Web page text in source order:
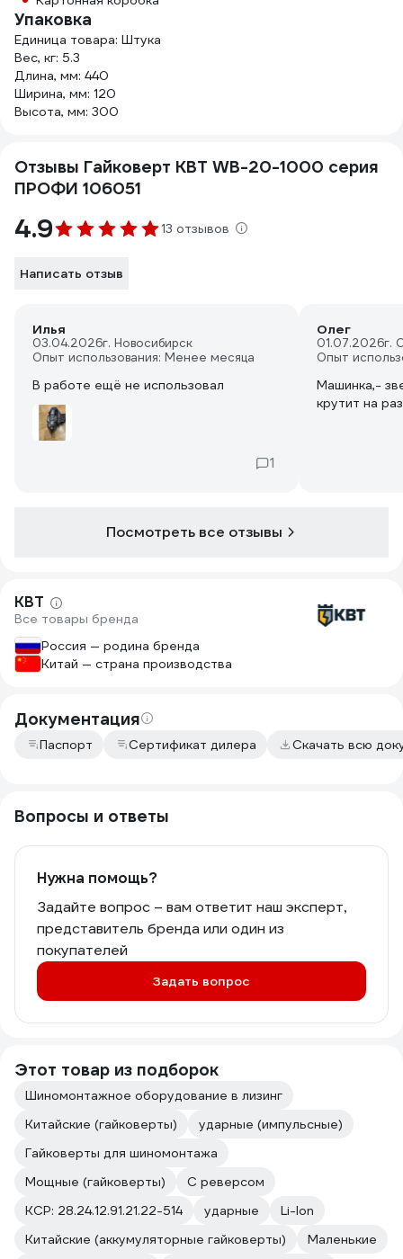
Упаковка
Единица товара: Штука
Вес, кг: 5.3
Длина, мм: 440
Ширина, мм: 120
Высота, мм: 300
Отзывы Гайковерт КВТ WB-20-1000 серия
ПРОФИ 106051
4.9 13 отзывов
Написать отзыв
Илья
03.04.2026г. Новосибирск
Опыт использования: Менее месяца
В работе ещё не использовал
1
Олег
01.07.2026г.
Опыт
Машинка,-
крутит на
Посмотреть все отзывы
КВТ
Все товары бренда
Россия — родина бренда
Китай — страна производства
Документация
Паспорт Сертификат дилера Скачать всю
Вопросы и ответы
Нужна помощь?
Задайте вопрос – вам ответит наш эксперт,
представитель бренда или один из
покупателей
Задать вопрос
Этот товар из подборок
Шиномонтажное оборудование в лизинг
Китайские (гайковерты)
ударные (импульсные)
Гайковерты для шиномонтажа
Мощные (гайковерты)
С реверсом
КСР: 28.24.12.91.21.22-514
ударные
Li-Ion
Китайские (аккумуляторные гайковерты)
Маленькие